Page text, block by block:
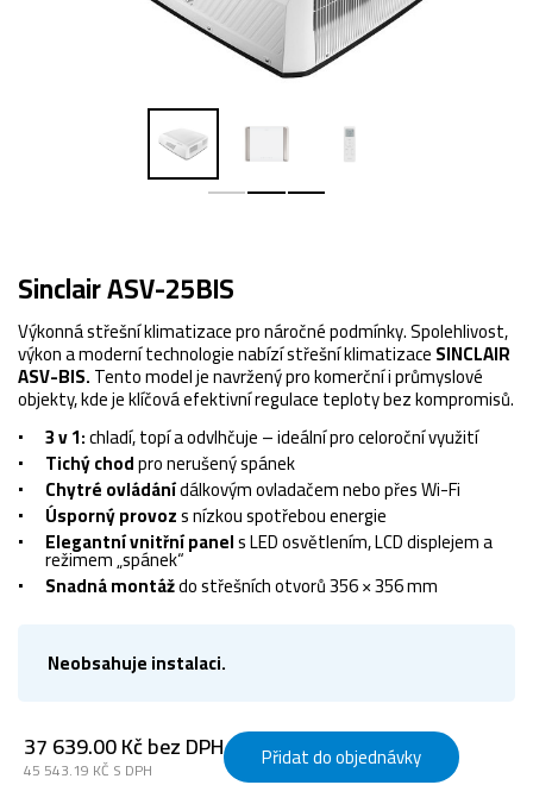
Sinclair ASV-25BIS
Výkonná střešní klimatizace pro náročné podmínky. Spolehlivost,
výkon a moderní technologie nabízí střešní klimatizaceSINCLAIR
ASV-BIS.Tento model je navržený pro komerční i průmyslové
objekty, kde je klíčová efektivní regulace teploty bez kompromisů.
3 v 1:chladí, topí a odvlhčuje – ideální pro celoroční využití
Tichý chodpro nerušený spánek
Chytré ovládánídálkovým ovladačem nebo přes Wi-Fi
Úsporný provozs nízkou spotřebou energie
Elegantní vnitřní panels LED osvětlením, LCD displejem a
režimem „spánek“
Snadná montáždo střešních otvorů 356 × 356 mm
Neobsahuje instalaci.
37 639.00 Kč bez DPH
45 543.19 KČ S DPH Přidat do objednávky